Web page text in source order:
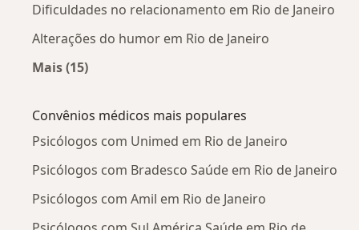
Dificuldades no relacionamento em Rio de Janeiro
Alterações do humor em Rio de Janeiro
Mais (15)
Convênios médicos mais populares
Psicólogos com Unimed em Rio de Janeiro
Psicólogos com Bradesco Saúde em Rio de Janeiro
Psicólogos com Amil em Rio de Janeiro